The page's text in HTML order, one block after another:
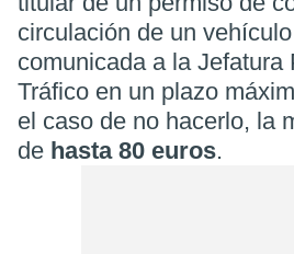
circulación de un
comunicada a la Jefatura
Tráfico en un plazo
el caso de no hacerlo, la
de hasta 80 euros.